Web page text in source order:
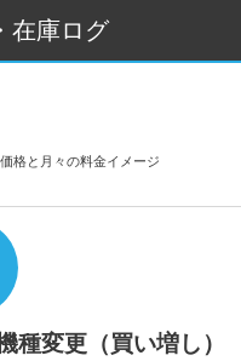
在庫ログ
格と月々の料金イメージ
変更（買い増し）